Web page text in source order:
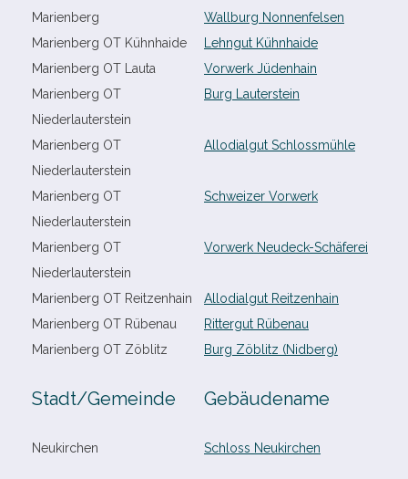
Marienberg
Wallburg Nonnenfelsen
Marienberg OT Kühnhaide
Lehngut Kühnhaide
Marienberg OT Lauta
Vorwerk Jüdenhain
Marienberg OT
Niederlauterstein
Burg Lauterstein
Marienberg OT
Niederlauterstein
Allodialgut Schlossmühle
Marienberg OT
Niederlauterstein
Schweizer Vorwerk
Marienberg OT
Niederlauterstein
Vorwerk Neudeck-​Schäferei
Marienberg OT Reitzenhain
Allodialgut Reitzenhain
Marienberg OT Rübenau
Rittergut Rübenau
Marienberg OT Zöblitz
Burg Zöblitz (Nidberg)
Stadt/​Gemeinde Gebäudename
Neukirchen Schloss Neukirchen